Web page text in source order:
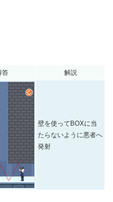
答 解説
壁を使ってBOXに当
たらないように悪者へ
発射